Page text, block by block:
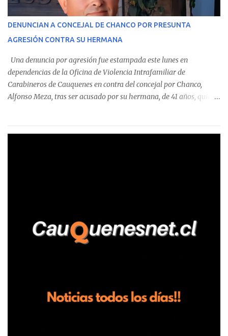
operaciones. Asimismo, se precisa que uno de los casos
corresponde a un funcionario de la Municipalidad de Chanco,
detectaron incumplimientos a la normativa vigente. El informe
precisa que la mayor cantidad de dinero apostado se registró en
Talca, donde...
DENUNCIAN A CONCEJAL DE CHANCO POR PRESUNTA
AGRESIÓN CONTRA SU HERMANA
Una denuncia por agresión fue estampada este lunes en
dependencias de la Oficina de Violencia Intrafamiliar de
Carabineros de Cauquenes en contra del concejal por Chanco,
Alfonso Meza, tras ser acusado por su hermana, de 41 años, quien
relató que los hechos ocurrieron cerca de las 11:30 horas en el
trabajadores, el edil descendió del vehículo y, en medio de la
confrontación, la habría tomado de los hombros, empujado al
suelo y agredido con golpes de pies y manos, mientr...